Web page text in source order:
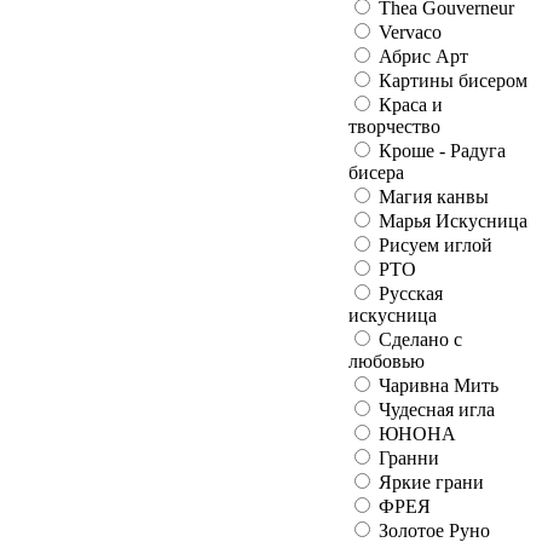
Thea Gouverneur
Vervaco
Абрис Арт
Картины бисером
Краса и
творчество
Кроше - Радуга
бисера
Магия канвы
Марья Искусница
Рисуем иглой
РТО
Русская
искусница
Сделано с
любовью
Чаривна Мить
Чудесная игла
ЮНОНА
Гранни
Яркие грани
ФРЕЯ
Золотое Руно